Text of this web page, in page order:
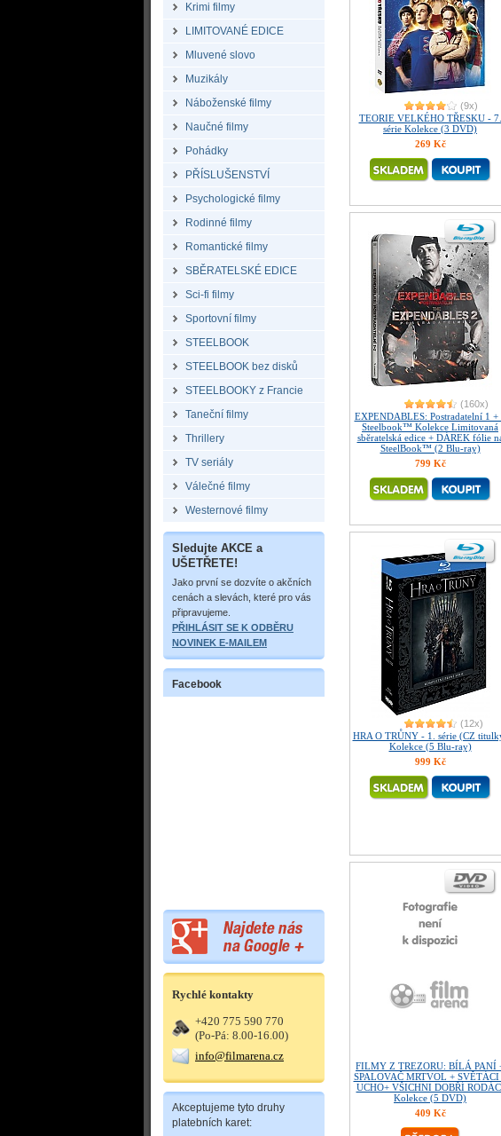
Krimi filmy
LIMITOVANÉ EDICE
Mluvené slovo
Muzikály
Náboženské filmy
Naučné filmy
Pohádky
PŘÍSLUŠENSTVÍ
Psychologické filmy
Rodinné filmy
Romantické filmy
SBĚRATELSKÉ EDICE
Sci-fi filmy
Sportovní filmy
STEELBOOK
STEELBOOK bez disků
STEELBOOKY z Francie
Taneční filmy
Thrillery
TV seriály
Válečné filmy
Westernové filmy
Sledujte AKCE a
UŠETŘETE!
Jako první se dozvíte o akčních
cenách a slevách, které pro vás
připravujeme.
PŘIHLÁSIT SE K ODBĚRU
NOVINEK E-MAILEM
Facebook
Rychlé kontakty
+420 775 590 770
(Po-Pá: 8.00-16.00)
info@filmarena.cz
Akceptujeme tyto druhy
platebních karet:
(9x)
TEORIE VELKÉHO TŘESKU - 7.
série Kolekce (3 DVD)
269 Kč
(160x)
EXPENDABLES: Postradatelní 1 +
Steelbook™ Kolekce Limitovaná
sběratelská edice + DÁREK fólie
SteelBook™ (2 Blu-ray)
799 Kč
(12x)
HRA O TRŮNY - 1. série (CZ
Kolekce (5 Blu-ray)
999 Kč
FILMY Z TREZORU: BÍLÁ PANÍ
SPALOVAČ MRTVOL + SVĚTÁCI
UCHO+ VŠICHNI DOBŘÍ
Kolekce (5 DVD)
409 Kč